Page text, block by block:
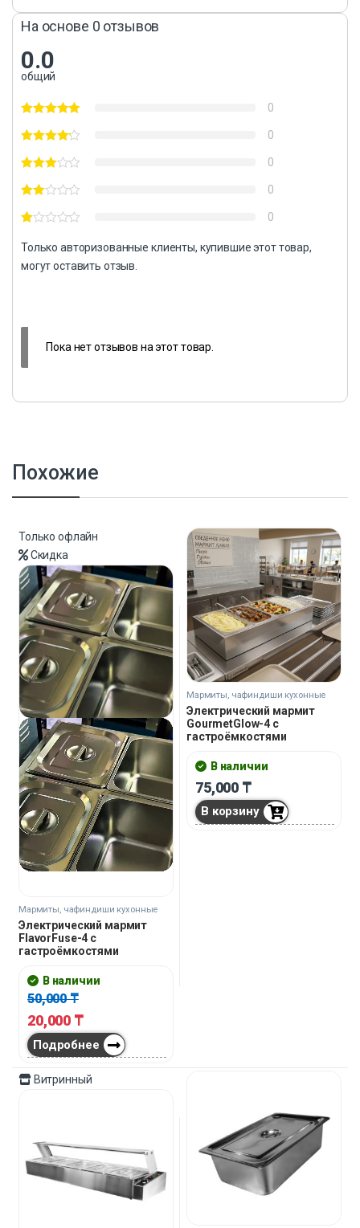
На основе 0 отзывов
0.0
общий
0
0
0
0
0
Только авторизованные клиенты, купившие этот товар,
могут оставить отзыв.
Пока нет отзывов на этот товар.
Похожие
Только офлайн
Скидка
Мармиты, чафиндиши кухонные
Электрический мармит
FlavorFuse-4 с
гастроёмкостями
В наличии
50,000₸
20,000 ₸
Подробнее
Мармиты, чафиндиши кухонные
Электрический мармит
GourmetGlow-4 с
гастроёмкостями
В наличии
75,000 ₸
В корзину
Витринный